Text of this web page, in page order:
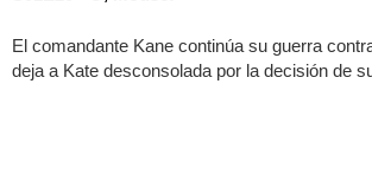
El comandante Kane continúa su guerra
deja a Kate desconsolada por la decisión de